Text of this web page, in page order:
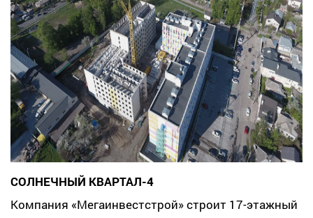
СОЛНЕЧНЫЙ КВАРТАЛ-4
Компания «Мегаинвестстрой» строит 17-этажный